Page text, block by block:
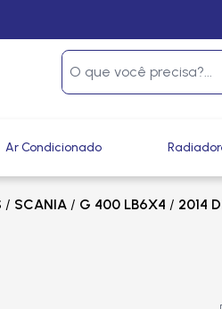
Ar Condicionado
/ SCANIA / G 400 LB6X4 / 2014